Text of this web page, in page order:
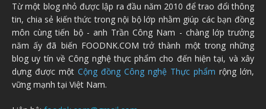
Từ một blog nhỏ được lập ra đầu năm 2010 để trao đổi thông
tin, chia sẻ kiến thức trong nội bộ lớp nhằm giúp các bạn đồng
môn cùng tiến bộ - anh Trần Công Nam - chàng lớp trưởng
năm ấy đã biến FOODNK.COM trở thành một trong những
blog uy tín về Công nghệ thực phẩm cho đến hiện tại, và xây
dựng được một Cộng đồng Công nghệ Thực phẩm rộng lớn,
vững mạnh tại Việt Nam.